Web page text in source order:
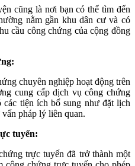
cũng là nơi bạn có thể tìm đến
nằm gần khu dân cư và có
cầu công chứng của cộng đồng
chuyên nghiệp hoạt động trên
cung cấp dịch vụ công chứng
tiện ích bổ sung như đặt lịch
pháp lý liên quan.
tuyến:
trực tuyến đã trở thành một